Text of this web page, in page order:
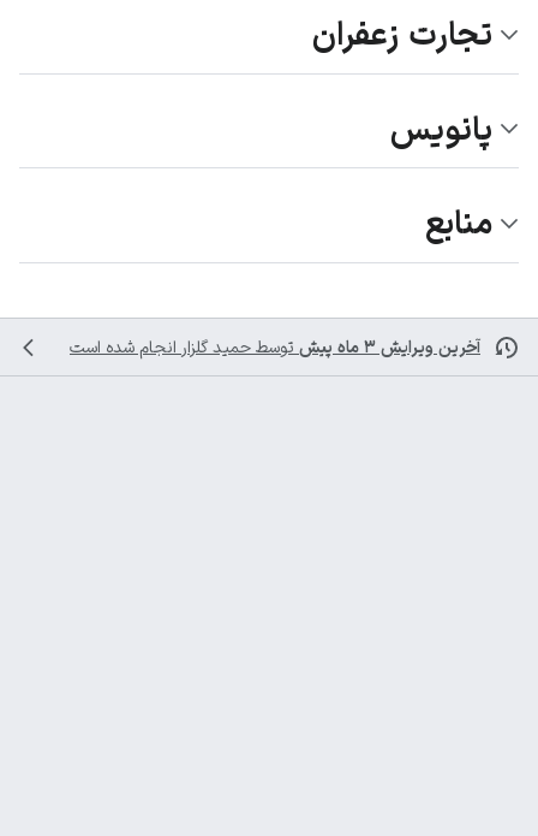
تجارت زعفران
پانویس
منابع
آخرین ویرایش ۳ ماه پیش توسط حمید گلزار انجام شده است